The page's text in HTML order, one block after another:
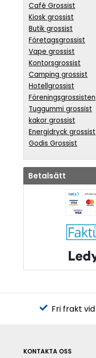
Café Grossist
Kiosk grossist
Butik grossist
Företagsgrossist
Vape grossist
Kontorsgrossist
Camping grossist
Hotellgrossist
Föreningsgrossisten
Tuggummi grossist
kakor grossist
Energidryck grossist
Godis Grossist
Betalsätt
Fri frakt
KONTAKTA OSS